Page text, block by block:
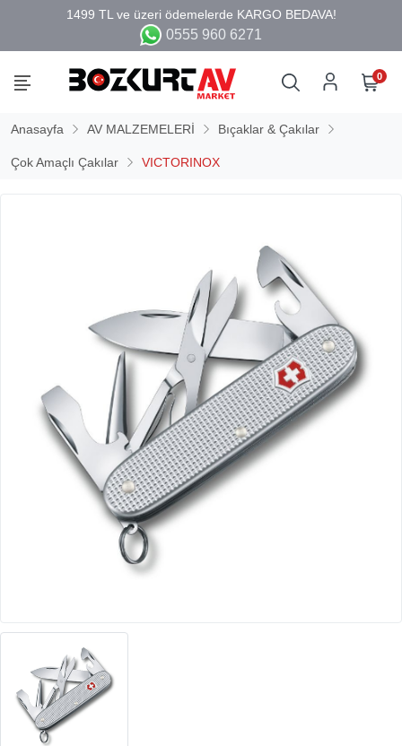
0555 960 6271
0
Anasayfa AV MALZEMELERİ Bıçaklar & Çakılar
Çok Amaçlı Çakılar VICTORINOX